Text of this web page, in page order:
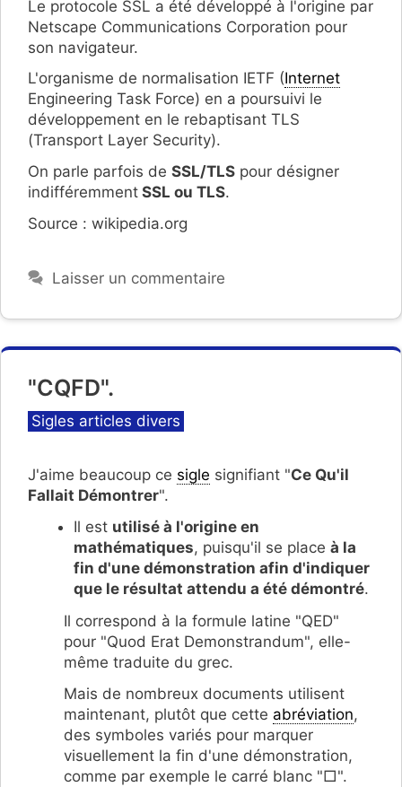
Le protocole SSL a été développé à l'origine par
Netscape Communications Corporation pour
son navigateur.
L'organisme de normalisation IETF (Internet
Engineering Task Force) en a poursuivi le
développement en le rebaptisant TLS
(Transport Layer Security).
On parle parfois de SSL/TLS pour désigner
indifféremment SSL ou TLS.
Source : wikipedia.org
Laisser un commentaire
"CQFD".
Catégories
Sigles articles divers
J'aime beaucoup ce sigle signifiant "Ce Qu'il
Fallait Démontrer".
Il est utilisé à l'origine en
mathématiques, puisqu'il se place à la
fin d'une démonstration afin d'indiquer
que le résultat attendu a été démontré.
Il correspond à la formule latine "QED"
pour "Quod Erat Demonstrandum", elle-
même traduite du grec.
Mais de nombreux documents utilisent
maintenant, plutôt que cette abréviation,
des symboles variés pour marquer
visuellement la fin d'une démonstration,
comme par exemple le carré blanc "□".